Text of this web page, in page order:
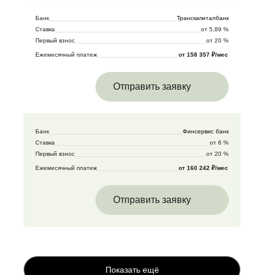
Банк
Транскапиталбанк
Ставка
от 5,89 %
Первый взнос
от 20 %
Ежемесячный платеж от 158 357 ₽/мес
Отправить заявку
Банк
Финсервис банк
Ставка
от 6 %
Первый взнос
от 20 %
Ежемесячный платеж от 160 242 ₽/мес
Отправить заявку
Показать ещё